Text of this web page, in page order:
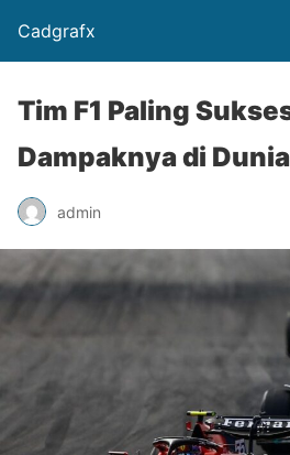
Cadgrafx
Tim F1 Paling
Dampaknya di
admin